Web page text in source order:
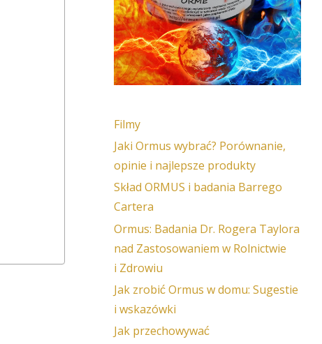
Filmy
Jaki Ormus wybrać? Porównanie,
opinie i najlepsze produkty
Skład ORMUS i badania Barrego
Cartera
Ormus: Badania Dr. Rogera Taylora
nad Zastosowaniem w Rolnictwie
i Zdrowiu
Jak zrobić Ormus w domu: Sugestie
i wskazówki
Jak przechowywać